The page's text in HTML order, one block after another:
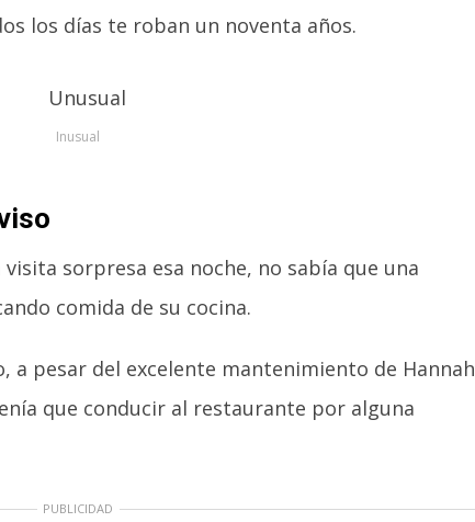
los días te roban un noventa años.
Inusual
sorpresa esa noche, no sabía que una
comida de su cocina.
a pesar del excelente mantenimiento de Hannah
que conducir al restaurante por alguna
PUBLICIDAD